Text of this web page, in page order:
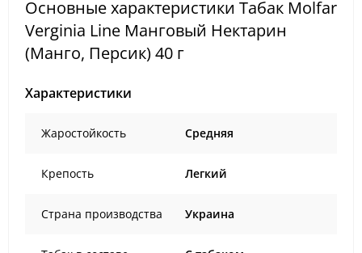
Основные характеристики Табак Molfar
Verginia Line Манговый Нектарин
(Манго, Персик) 40 г
Характеристики
Жаростойкость Средняя
Крепость Легкий
Страна производства Украина